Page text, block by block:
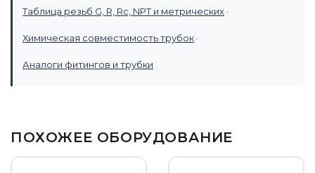
Таблица резьб G, R, Rc, NPT и метрических ·
Химическая совместимость трубок ·
Аналоги фитингов и трубки
ПОХОЖЕЕ ОБОРУДОВАНИЕ